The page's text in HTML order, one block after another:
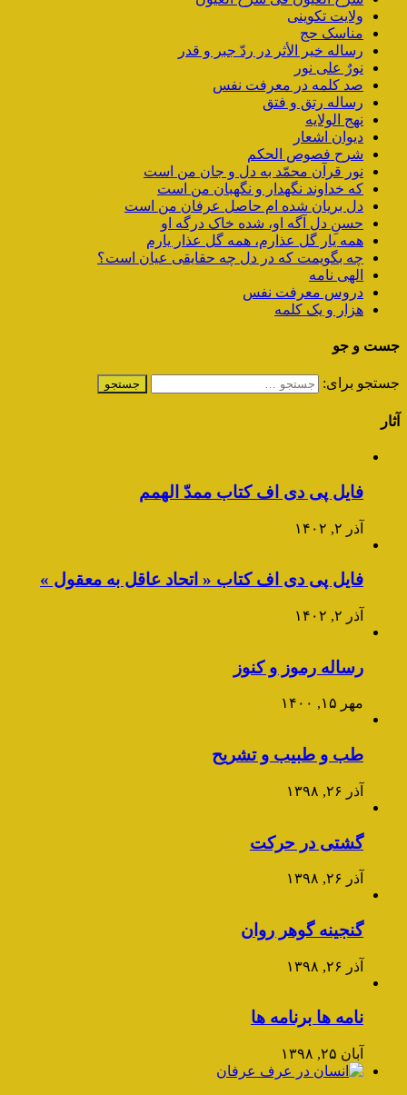
ولایت تکوینی
مناسک حج
رساله خیر الأثر در ردّ جبر و قدر
نورٌ علی نور
صد کلمه در معرفت نفس
رساله رتق و فتق
نهج الولایه
دیوان اشعار
شرح فصوص الحکم
نور قرآن محمّد به دل و جان من است
که خداوند نگهدار و نگهبان من است
دل بریان شده ام حاصل عرفان من است
حسنِ دل آگه او، شده خاک درگه او
همه یار گل عذارم، همه گل عذار یارم
چه بگویمت که در دل چه حقایقی عیان است؟
الهی نامه
دروس معرفت نفس
هزار و یک کلمه
جست و جو
جستجو برای:
آثار
فایل پی دی اف کتاب ممدّ الهمم
آذر ۲, ۱۴۰۲
فایل پی دی اف کتاب « اتحاد عاقل به معقول »
آذر ۲, ۱۴۰۲
رساله رموز و کنوز
مهر ۱۵, ۱۴۰۰
طب و طبیب و تشریح
آذر ۲۶, ۱۳۹۸
گشتی در حرکت
آذر ۲۶, ۱۳۹۸
گنجینه گوهر روان
آذر ۲۶, ۱۳۹۸
نامه ها برنامه ها
آبان ۲۵, ۱۳۹۸